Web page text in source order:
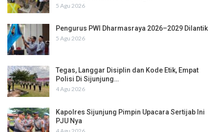
5 Agu 2026
Pengurus PWI Dharmasraya 2026–2029 Dilantik
5 Agu 2026
Tegas, Langgar Disiplin dan Kode Etik, Empat
Polisi Di Sijunjung…
4 Agu 2026
Kapolres Sijunjung Pimpin Upacara Sertijab Ini
PJU Nya